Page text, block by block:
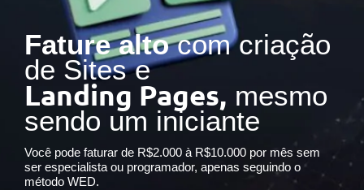
Fature altocom criação
de Sites e
Landing Pages, mesmo
sendo um iniciante
Você pode faturar de R$2.000 à R$10.000 por mês sem
ser especialista ou programador, apenas seguindo o
método WED.